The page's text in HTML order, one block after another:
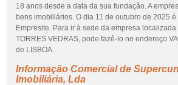
18 anos desde a data da sua fundação. A
bens imobiliários. O dia 11 de outubro de 2025
Empresite. Para ir à sede da empresa
TORRES VEDRAS, pode fazê-lo no endereço
de LISBOA.
Informação Comercial de
Imobiliária, Lda